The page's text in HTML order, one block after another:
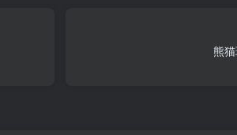
熊